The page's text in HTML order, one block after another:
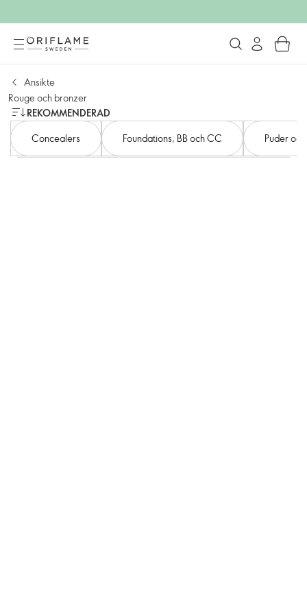
Ansikte
Rouge och bronzer
REKOMMENDERAD
Concealers
Foundations, BB och CC Puder